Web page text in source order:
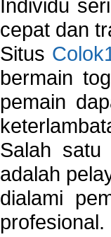
Individu
cepat dan
Situs
bermain
pemain
Salah satu
adalah
dialami